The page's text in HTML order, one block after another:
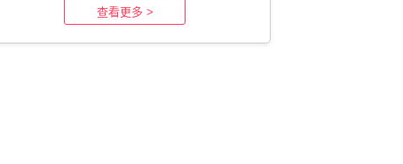
查看更多 >